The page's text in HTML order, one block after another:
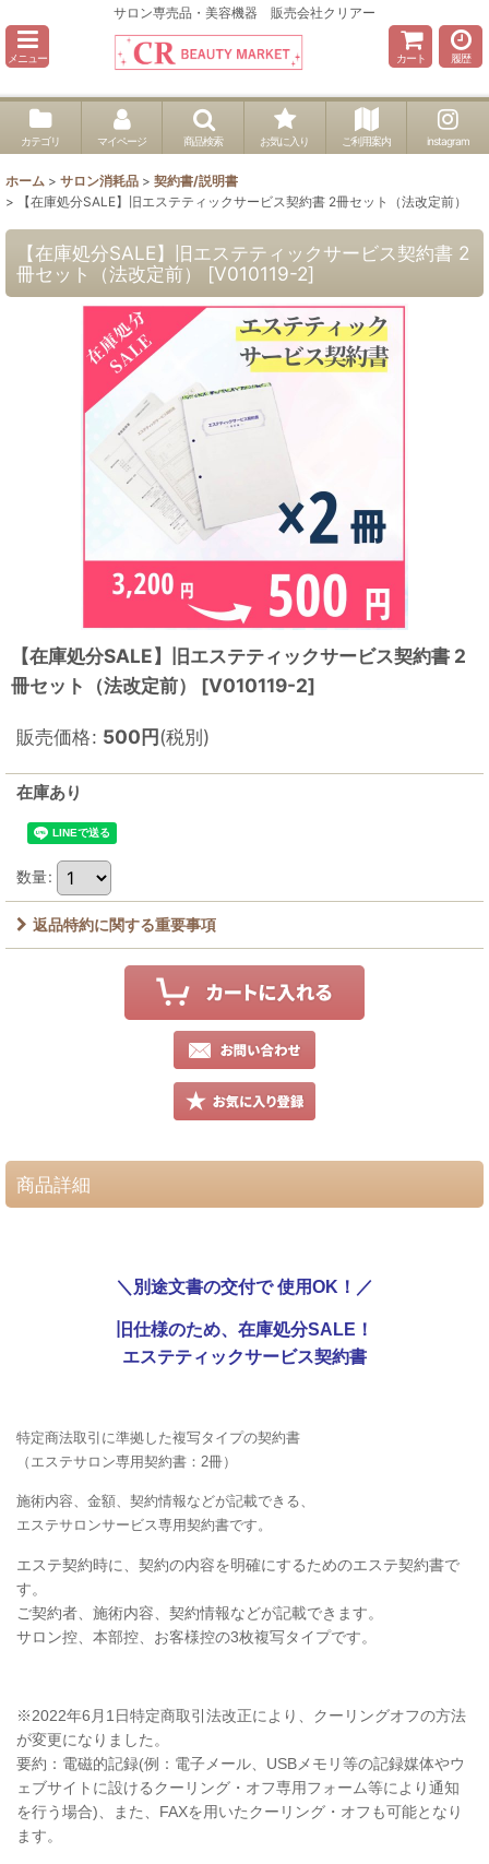
サロン専売品・美容機器 販売会社クリアー
メニュー カート 履歴
カテゴリ マイページ 商品検索 お気に入り ご利用案内 instagram
ホーム > サロン消耗品 > 契約書/説明書
>
【在庫処分SALE】旧エステティックサービス契約書 2冊セット（法改定前）
【在庫処分SALE】旧エステティックサービス契約書 2
冊セット（法改定前）
[V010119-2]
【在庫処分SALE】旧エステティックサービス契約書 2
冊セット（法改定前）
[V010119-2]
販売価格: 500円(税別)
在庫あり
数量:
返品特約に関する重要事項
商品詳細
＼別途文書の交付で 使用OK！／
旧仕様のため、在庫処分SALE！
エステティックサービス契約書
特定商法取引に準拠した複写タイプの契約書
（エステサロン専用契約書：2冊）
施術内容、金額、契約情報などが記載できる、
エステサロンサービス専用契約書です。
エステ契約時に、契約の内容を明確にするためのエステ契約書で
す。
ご契約者、施術内容、契約情報などが記載できます。
サロン控、本部控、お客様控の3枚複写タイプです。
※2022年6月1日特定商取引法改正により、クーリングオフの方法
が変更になりました。
要約：電磁的記録(例：電子メール、USBメモリ等の記録媒体やウ
ェブサイトに設けるクーリング・オフ専用フォーム等により通知
を行う場合)、また、FAXを用いたクーリング・オフも可能となり
ます。